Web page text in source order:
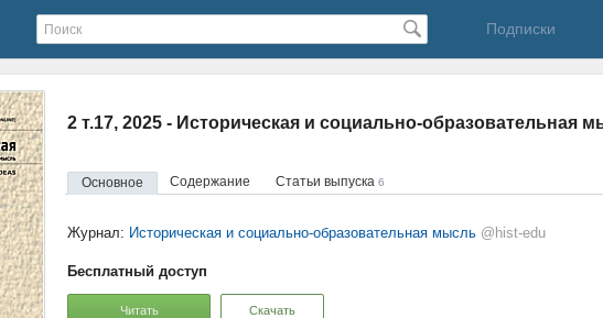
Подписки
2 т.17, 2025 - Историческая и социально-образовательная
Основное Содержание Статьи выпуска 6
Журнал: Историческая и социально-образовательная мысль @hist-edu
Бесплатный доступ
Читать Скачать